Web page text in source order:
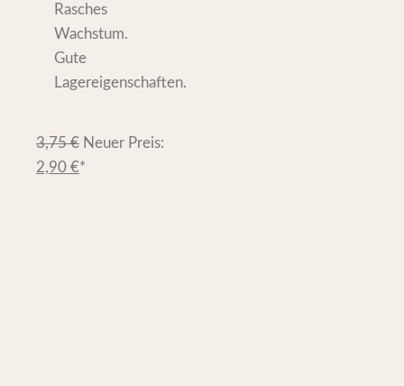
Rasches
Wachstum.
Gute
Lagereigenschaften.
3,75€ Neuer Preis:
2,90 €*